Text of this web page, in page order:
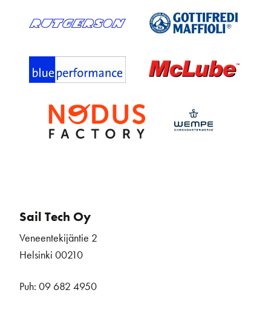
Sail Tech Oy
Veneentekijäntie 2
Helsinki 00210
Puh: 09 682 4950